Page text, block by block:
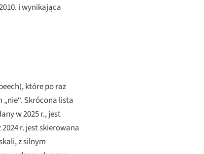
i wynikająca
które po raz
Skrócona lista
w 2025 r., jest
r. jest skierowana
z silnym